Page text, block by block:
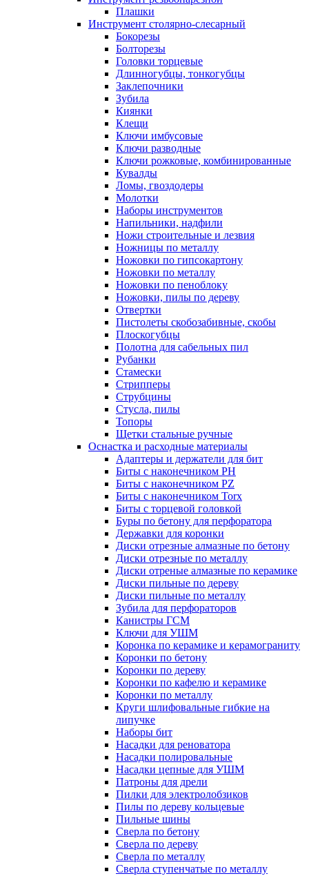
Плашки
Инструмент столярно-слесарный
Бокорезы
Болторезы
Головки торцевые
Длинногубцы, тонкогубцы
Заклепочники
Зубила
Киянки
Клещи
Ключи имбусовые
Ключи разводные
Ключи рожковые, комбинированные
Кувалды
Ломы, гвоздодеры
Молотки
Наборы инструментов
Напильники, надфили
Ножи строительные и лезвия
Ножницы по металлу
Ножовки по гипсокартону
Ножовки по металлу
Ножовки по пеноблоку
Ножовки, пилы по дереву
Отвертки
Пистолеты скобозабивные, скобы
Плоскогубцы
Полотна для сабельных пил
Рубанки
Стамески
Стрипперы
Струбцины
Стусла, пилы
Топоры
Щетки стальные ручные
Оснастка и расходные материалы
Адаптеры и держатели для бит
Биты с наконечником PH
Биты с наконечником PZ
Биты с наконечником Torx
Биты с торцевой головкой
Буры по бетону для перфоратора
Державки для коронки
Диски отрезные алмазные по бетону
Диски отрезные по металлу
Диски отреные алмазные по керамике
Диски пильные по дереву
Диски пильные по металлу
Зубила для перфораторов
Канистры ГСМ
Ключи для УШМ
Коронка по керамике и керамограниту
Коронки по бетону
Коронки по дереву
Коронки по кафелю и керамике
Коронки по металлу
Круги шлифовальные гибкие на
липучке
Наборы бит
Насадки для реноватора
Насадки полировальные
Насадки цепные для УШМ
Патроны для дрели
Пилки для электролобзиков
Пилы по дереву кольцевые
Пильные шины
Сверла по бетону
Сверла по дереву
Сверла по металлу
Сверла ступенчатые по металлу